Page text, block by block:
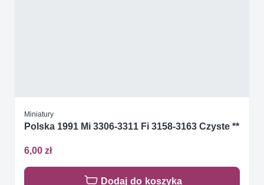
Miniatury
Polska 1991 Mi 3306-3311 Fi 3158-3163 Czyste **
6,00 zł
Dodaj do koszyka